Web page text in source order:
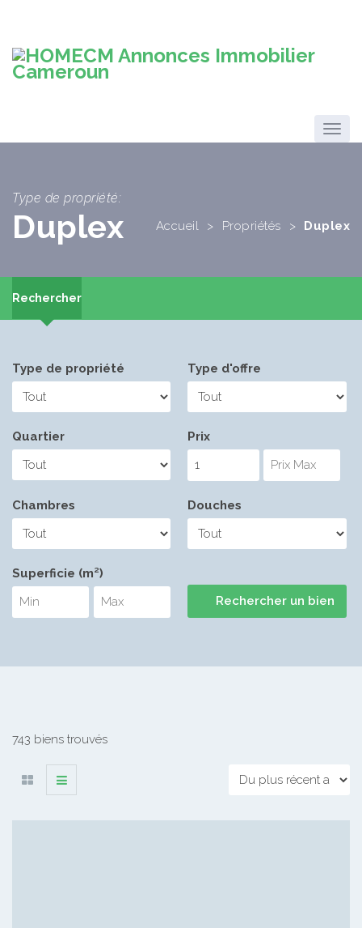
Type de propriété:
Duplex Accueil > Propriétés > Duplex
Rechercher
Type de propriété Type d'offre
Quartier Prix
Chambres Douches
Superficie (m²)
743 biens trouvés